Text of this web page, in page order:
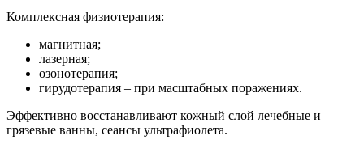
Комплексная физиотерапия:
магнитная;
лазерная;
озонотерапия;
гирудотерапия – при масштабных поражениях.
Эффективно восстанавливают кожный слой лечебные и
грязевые ванны, сеансы ультрафиолета.